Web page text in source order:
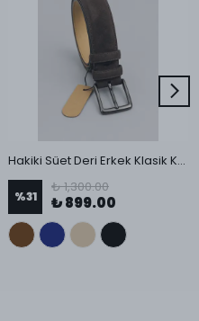
Hakiki Süet Deri Erkek Klasik Kemer
%31
₺ 1,300.00
₺ 899.00